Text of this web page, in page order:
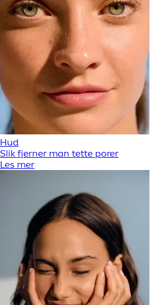
Hud
Slik fjerner man tette porer
Les mer